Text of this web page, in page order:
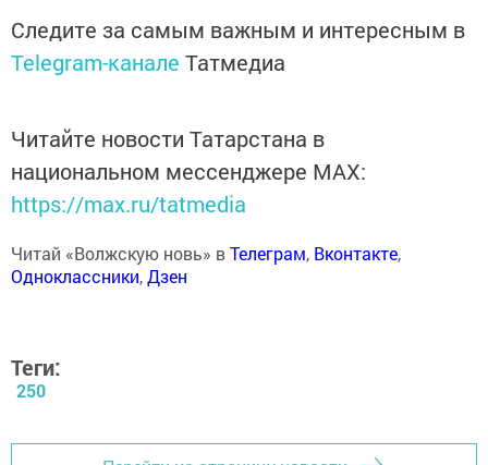
Следите за самым важным и интересным в
Telegram-канале Татмедиа
Читайте новости Татарстана в
национальном мессенджере MАХ:
https://max.ru/tatmedia
Читай «Волжскую новь» вТелеграм, Вконтакте,
Одноклассники,Дзен
Теги:
250